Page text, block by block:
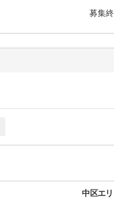
募集
中区エ